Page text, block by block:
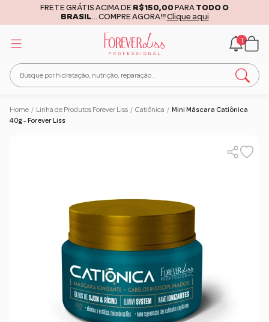
FRETE GRÁTIS ACIMA DE R$150,00 PARA TODO O
BRASIL ... COMPRE AGORA!!!Clique aqui
1
Home / Linha de Produtos Forever Liss / Catiônica / Mini Máscara Catiônica
40g - Forever Liss